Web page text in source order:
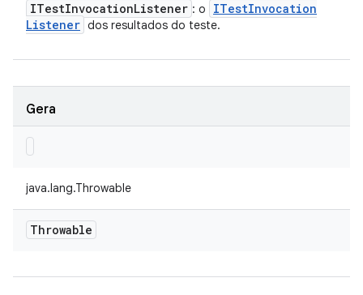
ITestInvocationListener : o ITestInvocation
Listener dos resultados do teste.
Gera
java.lang.Throwable
Throwable